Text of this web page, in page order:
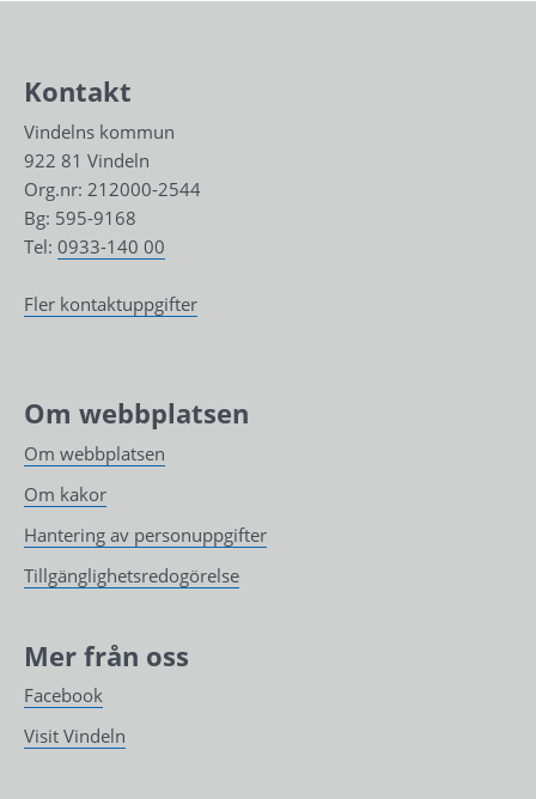
Kontakt
Vindelns kommun
922 81 Vindeln
Org.nr: 212000-2544
Bg: 595-9168
Tel: 0933-140 00
Fler kontaktuppgifter
Om webbplatsen
Om webbplatsen
Om kakor
Hantering av personuppgifter
Tillgänglighetsredogörelse
Mer från oss
Facebook
Visit Vindeln